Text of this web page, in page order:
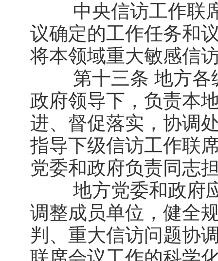
中央信访工作联席
议确定的工作任务和
将本领域重大敏感信
第十三条 地方各级
政府领导下，负责本
进、督促落实，协调
指导下级信访工作联
党委和政府负责同志
地方党委和政府应
调整成员单位，健全
判、重大信访问题协